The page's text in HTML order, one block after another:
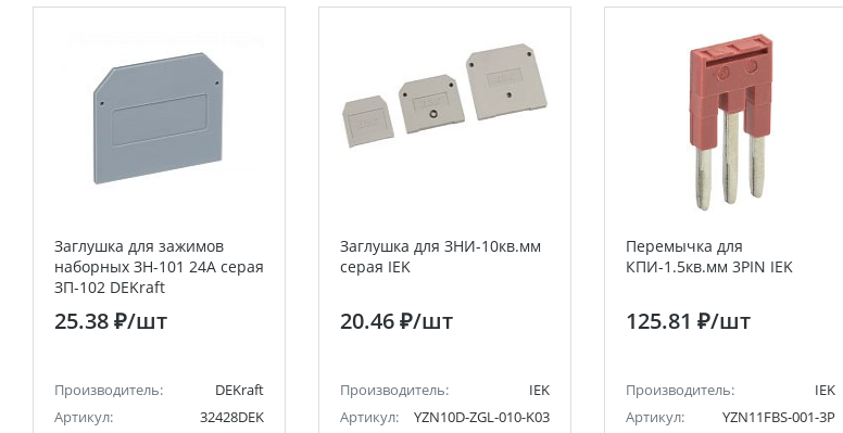
Заглушка для зажимов
наборных ЗН-101 24А серая
ЗП-102 DEKraft
25.38 ₽/шт
Производитель:
DEKraft
Артикул:
32428DEK
Заглушка для ЗНИ-10кв.мм
серая IEK
20.46 ₽/шт
Производитель:
IEK
Артикул:
YZN10D-ZGL-010-K03
Перемычка для
КПИ-1.5кв.мм 3PIN IEK
125.81 ₽/шт
Производитель:
IEK
Артикул:
YZN11FBS-001-3P